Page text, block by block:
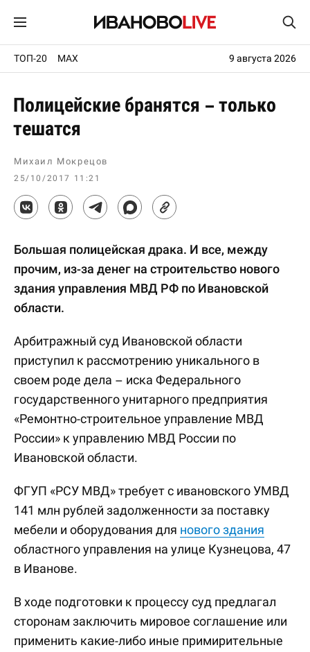
ТОП-20 MAX 9 августа 2026
Полицейские бранятся – только
тешатся
Михаил Мокрецов
25/10/2017 11:21
Большая полицейская драка. И все, между
прочим, из-за денег на строительство нового
здания управления МВД РФ по Ивановской
области.
Арбитражный суд Ивановской области
приступил к рассмотрению уникального в
своем роде дела – иска Федерального
государственного унитарного предприятия
«Ремонтно-строительное управление МВД
России» к управлению МВД России по
Ивановской области.
ФГУП «РСУ МВД» требует с ивановского УМВД
141 млн рублей задолженности за поставку
мебели и оборудования для нового здания
областного управления на улице Кузнецова, 47
в Иванове.
В ходе подготовки к процессу суд предлагал
сторонам заключить мировое соглашение или
применить какие-либо иные примирительные